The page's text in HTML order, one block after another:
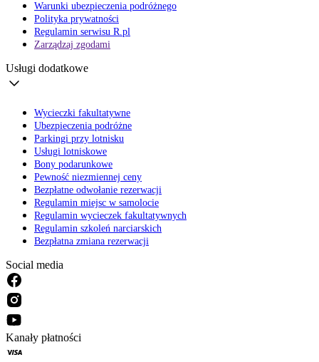
Warunki ubezpieczenia podróżnego
Polityka prywatności
Regulamin serwisu R.pl
Zarządzaj zgodami
Usługi dodatkowe
Wycieczki fakultatywne
Ubezpieczenia podróżne
Parkingi przy lotnisku
Usługi lotniskowe
Bony podarunkowe
Pewność niezmiennej ceny
Bezpłatne odwołanie rezerwacji
Regulamin miejsc w samolocie
Regulamin wycieczek fakultatywnych
Regulamin szkoleń narciarskich
Bezpłatna zmiana rezerwacji
Social media
Kanały płatności